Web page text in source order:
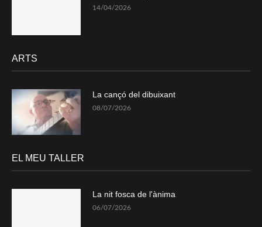
14/04/2026
ARTS
La cançó del dibuixant
08/07/2026
EL MEU TALLER
La nit fosca de l'ànima
06/07/2026